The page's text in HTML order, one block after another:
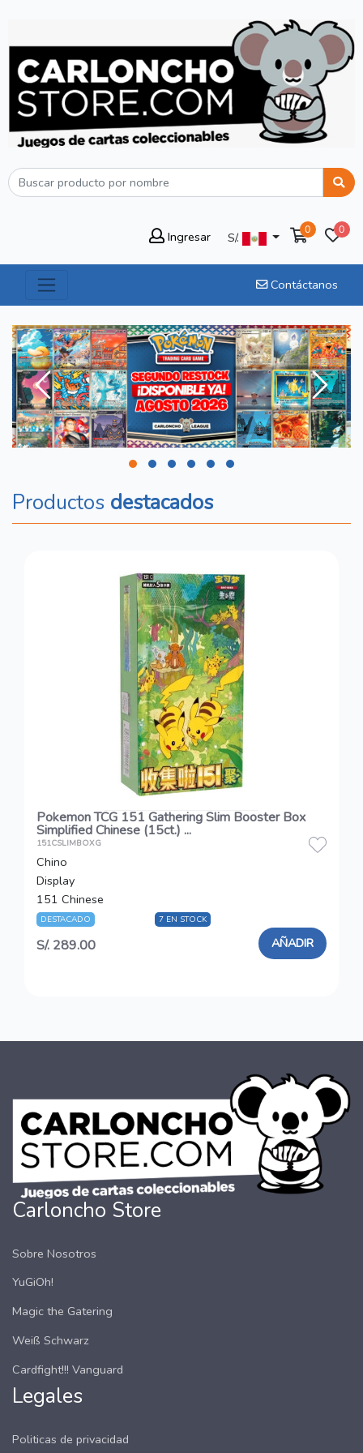
Ingresar S/.
0 0
Contáctanos
Productos destacados
Pokemon TCG 151 Gathering Slim Booster Box
Simplified Chinese (15ct.) ...
151CSLIMBOXG
Chino
Display
151 Chinese
DESTACADO 7 EN STOCK
S/. 289.00 AÑADIR
Carloncho Store
Sobre Nosotros
YuGiOh!
Magic the Gatering
Weiß Schwarz
Cardfight!!! Vanguard
Legales
Politicas de privacidad